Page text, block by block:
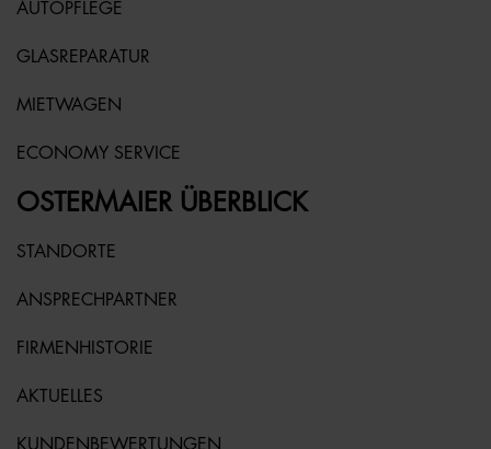
AUTOPFLEGE
GLASREPARATUR
MIETWAGEN
ECONOMY SERVICE
OSTERMAIER ÜBERBLICK
STANDORTE
ANSPRECHPARTNER
FIRMENHISTORIE
AKTUELLES
KUNDENBEWERTUNGEN